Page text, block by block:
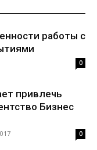
работы с
0
привлечь
Бизнес
0